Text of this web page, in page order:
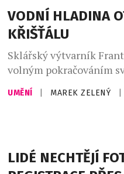
reaguje na rostoucí
Jihoafrické republiky,
získání všech
budou moci zákazníci
VODNÍ HLADINA
KŘIŠŤÁLU
Sklářský výtvarník
volným pokračováním
sběratelských kolekcí
nyní o dva sběratelské
spolupracuje.
UMĚNÍ MAREK ZELENÝ
LIDÉ NECHTĚJÍ